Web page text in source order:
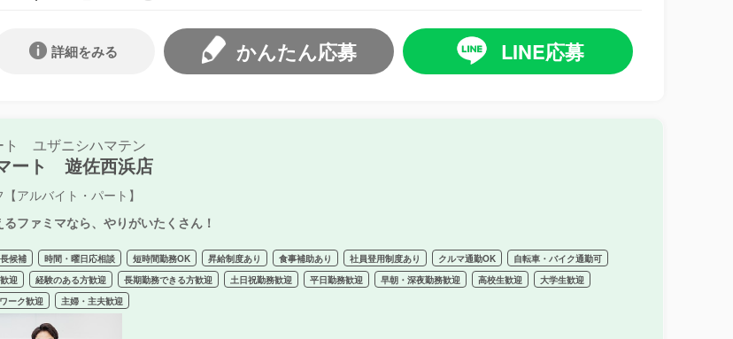
LINE応募
かんたん応募
詳細をみる
ト ユザニシハマテン
ート 遊佐西浜店
アルバイト・パート】
ファミマなら、やりがいたくさん！
候補 時間・曜日応相談 短時間勤務OK 昇給制度あり 食事補助あり 社員登用制度あり クルマ通勤OK
自転車・バイク通勤可
迎 経験のある方歓迎 長期勤務できる方歓迎 土日祝勤務歓迎 平日勤務歓迎 早朝・深夜勤務歓迎 高校生歓迎
大学生歓迎
ーク歓迎 主婦・主夫歓迎